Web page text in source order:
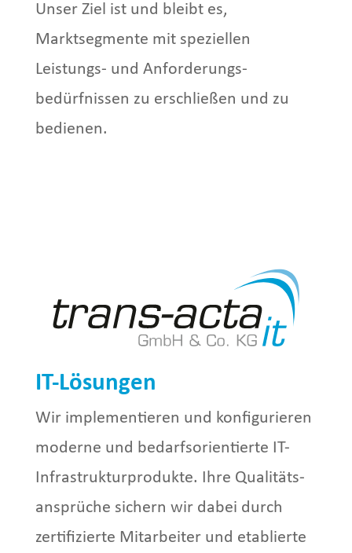
Unser Ziel ist und bleibt es,
Marktsegmente mit speziellen
Leistungs- und Anforderungs­
bedürfnissen zu erschließen und zu
bedienen.
IT-Lösungen
Wir implementieren und konfigurieren
moderne und bedarfs­orientierte IT-
Infrastrukturprodukte. Ihre Qualitäts­
ansprüche sichern wir dabei durch
zertifizierte Mitarbeiter und etablierte